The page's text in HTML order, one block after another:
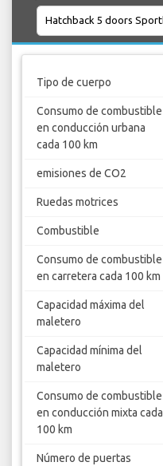
Tipo de cuerpo
Consumo de combustible
en conducción urbana
cada 100 km
emisiones de CO2
Ruedas motrices
Combustible
Consumo de combustible
en carretera cada 100 km
Capacidad máxima del
maletero
Capacidad mínima del
maletero
Consumo de combustible
en conducción mixta cada
100 km
Número de puertas